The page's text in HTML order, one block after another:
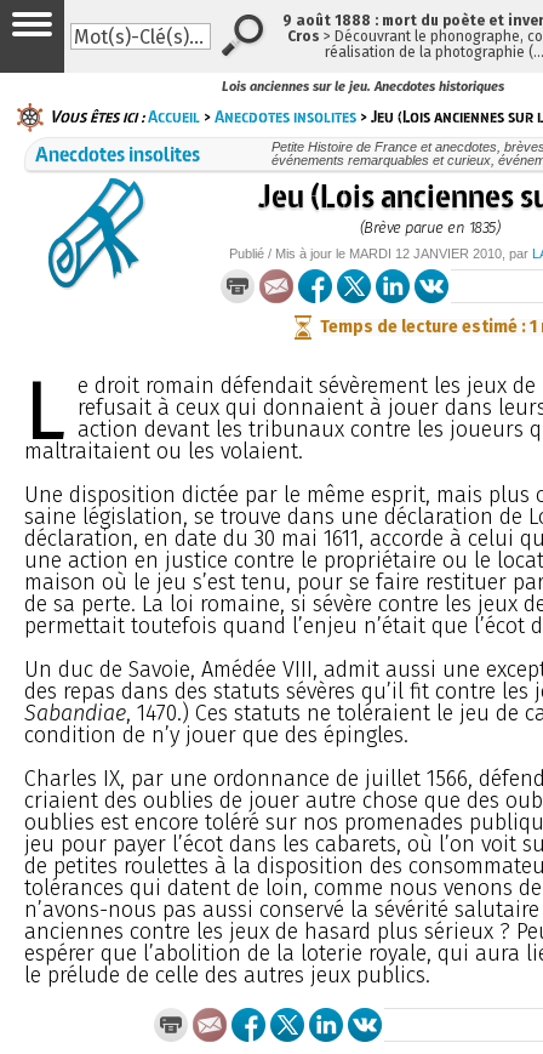
Lois anciennes sur le jeu. Anecdotes historiques
Vous êtes ici :Accueil >Anecdotes insolites > Jeu (Lois anciennes sur
Anecdotes insolites
Petite Histoire de France et anecdotes,
événements remarquables et curieux,
Jeu (Lois anciennes
(Brève parue en 1835)
Publié / Mis à jour le MARDI 12 JANVIER 2010 , par
Temps de lecture estimé : 1
L e droit romain défendait sévèrement les jeux
refusait à ceux qui donnaient à jouer dans
action devant les tribunaux contre les joueurs
maltraitaient ou les volaient.
Une disposition dictée par le même esprit, mais plus
saine législation, se trouve dans une déclaration de
déclaration, en date du 30 mai 1611, accorde à celui
une action en justice contre le propriétaire ou le
maison où le jeu s’est tenu, pour se faire restituer
de sa perte. La loi romaine, si sévère contre les jeux
permettait toutefois quand l’enjeu n’était que l’écot
Un duc de Savoie, Amédée VIII, admit aussi une
des repas dans des statuts sévères qu’il fit contre les
Sabandiae, 1470.) Ces statuts ne toléraient le jeu de
condition de n’y jouer que des épingles.
Charles IX, par une ordonnance de juillet 1566,
criaient des oublies de jouer autre chose que des
oublies est encore toléré sur nos promenades
jeu pour payer l’écot dans les cabarets, où l’on voit
de petites roulettes à la disposition des
tolérances qui datent de loin, comme nous venons
n’avons-nous pas aussi conservé la sévérité
anciennes contre les jeux de hasard plus sérieux ?
espérer que l’abolition de la loterie royale, qui aura
le prélude de celle des autres jeux publics.
9 août 1888 : mort du poète et
Cros > Découvrant le phonographe,
réalisation de la photographie